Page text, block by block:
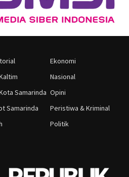
Samarinda
Samarinda
Ekonomi
Nasional
Opini
Peristiwa & Kriminal
Politik